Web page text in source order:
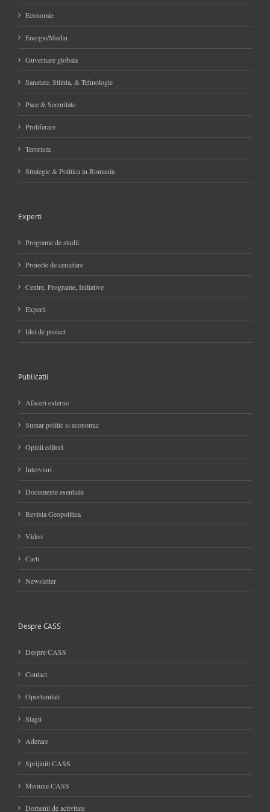
Economie
Energie/Mediu
Guvernare globala
Sanatate, Stiinta, & Tehnologie
Pace & Securitate
Proliferare
Terorism
Strategie & Politica in Romania
Experti
Programe de studii
Proiecte de cercetare
Centre, Programe, Initiative
Experti
Idei de proiect
Publicatii
Afaceri externe
Sumar politic si economic
Opinii editori
Interviuri
Documente esentiale
Revista Geopolitica
Video
Carti
Newsletter
Despre CASS
Despre CASS
Contact
Oportunitati
Stagii
Aderare
Sprijiniti CASS
Misiune CASS
Domenii de activitate